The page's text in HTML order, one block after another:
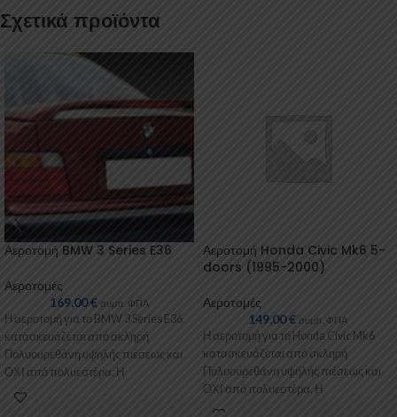
Σχετικά προϊόντα
Αεροτομή BMW 3 Series E36
Αεροτομές
169,00€ συμπ. ΦΠΑ
Η αεροτομή για το BMW 3 Series E36
κατασκευάζεται από σκληρή
Πολυουρεθάνη υψηλής πιέσεως και
ΟΧΙ από πολυεστέρα. Η
Πολυουρεθάνη
Αεροτομή Honda Civic Mk6 5-
doors (1995-2000)
Αεροτομές
149,00€ συμπ. ΦΠΑ
Η αεροτομή για το Honda Civic Mk6
κατασκευάζεται από σκληρή
Πολυουρεθάνη υψηλής πιέσεως και
ΟΧΙ από πολυεστέρα. Η
Πολυουρεθάνη είναι